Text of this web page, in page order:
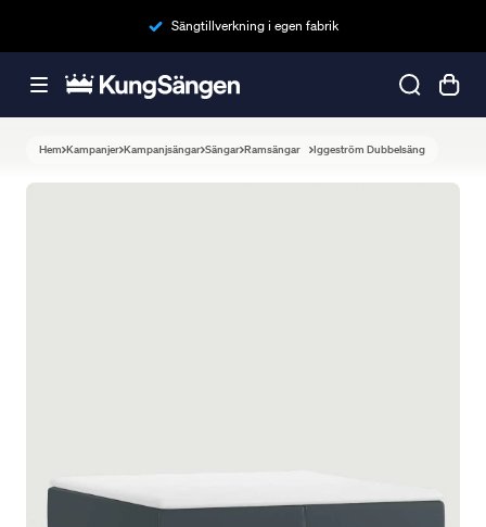
Sängtillverkning i egen fabrik
Hem Kampanjer Kampanjsängar Sängar Ramsängar Iggeström Dubbelsäng